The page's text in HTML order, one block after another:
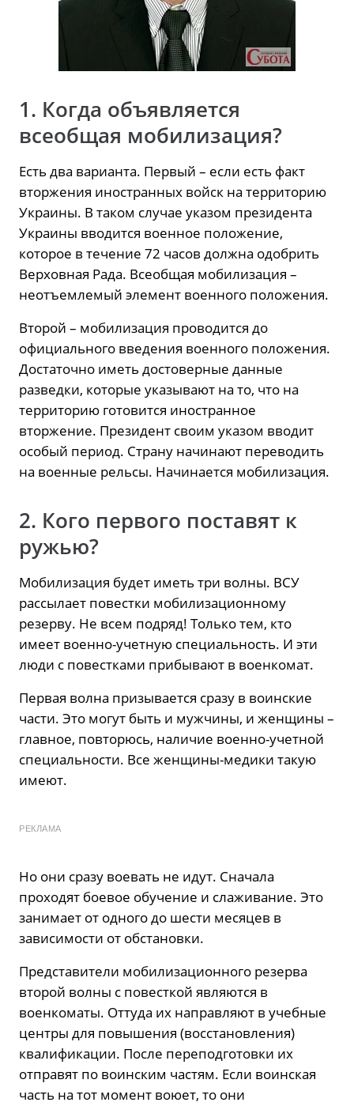
1. Когда объявляется
всеобщая мобилизация?
Есть два варианта. Первый – если есть факт
вторжения иностранных войск на территорию
Украины. В таком случае указом президента
Украины вводится военное положение,
которое в течение 72 часов должна одобрить
Верховная Рада. Всеобщая мобилизация –
неотъемлемый элемент военного положения.
Второй – мобилизация проводится до
официального введения военного положения.
Достаточно иметь достоверные данные
разведки, которые указывают на то, что на
территорию готовится иностранное
вторжение. Президент своим указом вводит
особый период. Страну начинают переводить
на военные рельсы. Начинается мобилизация.
2. Кого первого поставят к
ружью?
Мобилизация будет иметь три волны. ВСУ
рассылает повестки мобилизационному
резерву. Не всем подряд! Только тем, кто
имеет военно-учетную специальность. И эти
люди с повестками прибывают в военкомат.
Первая волна призывается сразу в воинские
части. Это могут быть и мужчины, и женщины –
главное, повторюсь, наличие военно-учетной
специальности. Все женщины-медики такую
имеют.
РЕКЛАМА
Но они сразу воевать не идут. Сначала
проходят боевое обучение и слаживание. Это
занимает от одного до шести месяцев в
зависимости от обстановки.
Представители мобилизационного резерва
второй волны с повесткой являются в
военкоматы. Оттуда их направляют в учебные
центры для повышения (восстановления)
квалификации. После переподготовки их
отправят по воинским частям. Если воинская
часть на тот момент воюет, то они